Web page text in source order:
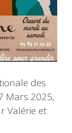
des
Mars 2025,
Valérie et